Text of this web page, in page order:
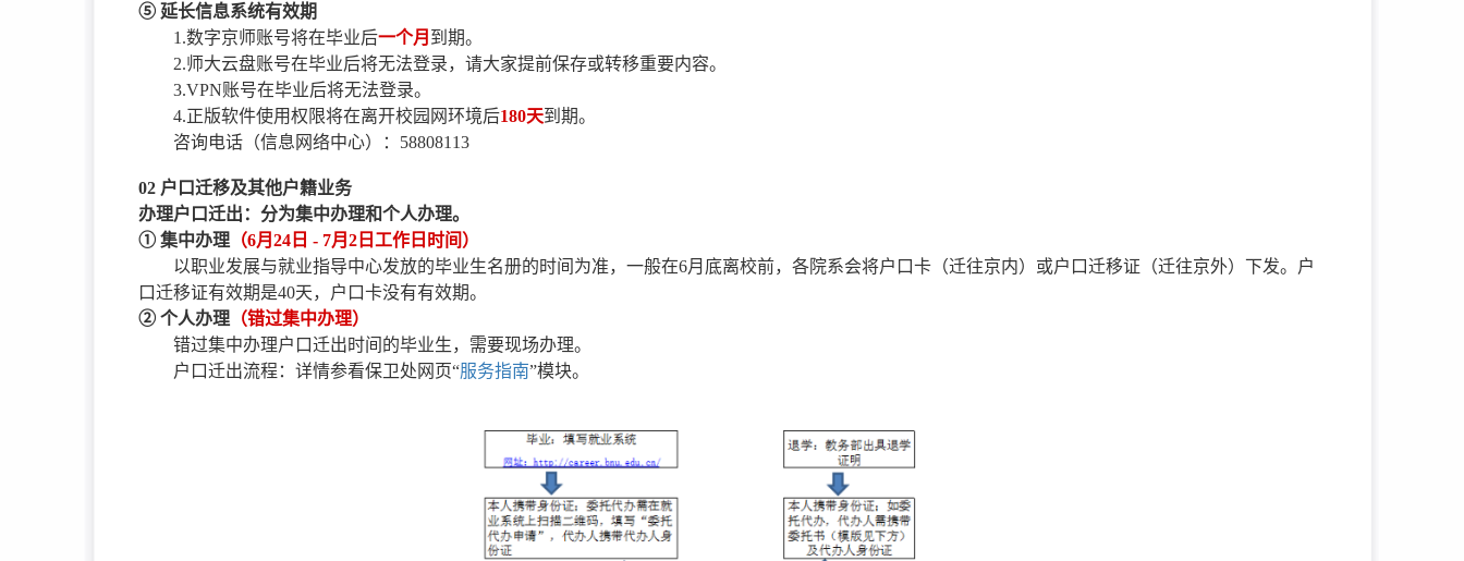
⑤ 延长信息系统有效期
1.数字京师账号将在毕业后一个月 到期。
2.师大云盘账号在毕业后将无法登录，请大家提前保存或转移重要内容。
3.VPN账号在毕业后将无法登录。
4.正版软件使用权限将在离开校园网环境后180天到期。
咨询电话（信息网络中心）：58808113
02 户口迁移及其他户籍业务
办理户口迁出：分为集中办理和个人办理。
① 集中办理 （6月24日 - 7月2日工作日时间）
以职业发展与就业指导中心发放的毕业生名册的时间为准，一般在6月底离校前，各院系会将户口卡（迁往京内）或户口迁移证（迁往京外）下发。户
口迁移证有效期是40天，户口卡没有有效期。
② 个人办理 （错过集中办理）
错过集中办理户口迁出时间的毕业生，需要现场办理。
户口迁出流程：详情参看保卫处网页“服务指南”模块。